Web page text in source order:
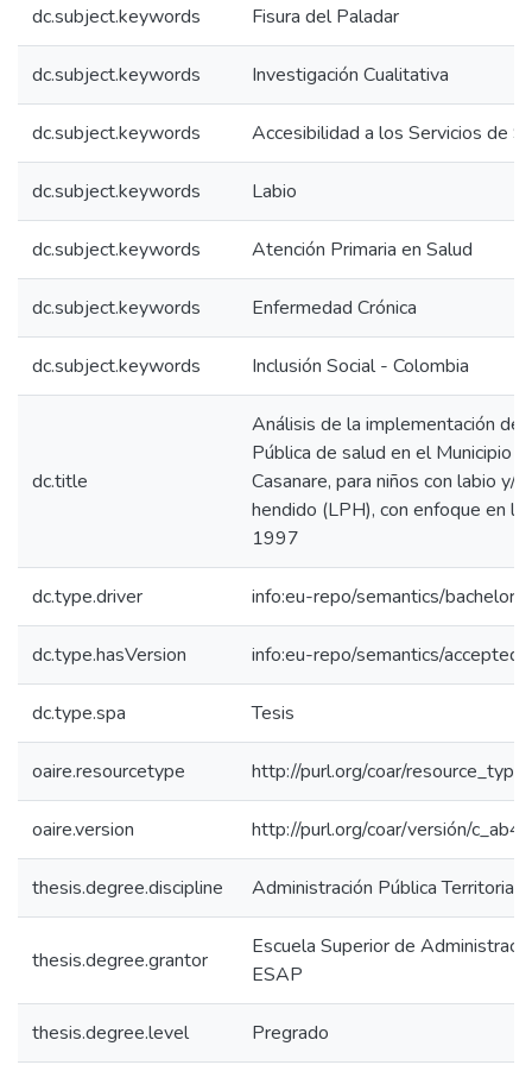
dc.subject.keywords Fisura del Paladar
dc.subject.keywords Investigación Cualitativa
dc.subject.keywords Accesibilidad a los Servicios de
dc.subject.keywords Labio
dc.subject.keywords Atención Primaria en Salud
dc.subject.keywords Enfermedad Crónica
dc.subject.keywords Inclusión Social - Colombia
dc.title
Análisis de la implementación de
Pública de salud en el Municipio
Casanare, para niños con labio y/
hendido (LPH), con enfoque en
1997
dc.type.driver info:eu-repo/semantics/
dc.type.hasVersion info:eu-repo/semantics/
dc.type.spa Tesis
oaire.resourcetype http://purl.org/coar/
oaire.version http://purl.org/coar/versión/
thesis.degree.discipline Administración Pública Territorial
thesis.degree.grantor
Escuela Superior de
ESAP
thesis.degree.level Pregrado